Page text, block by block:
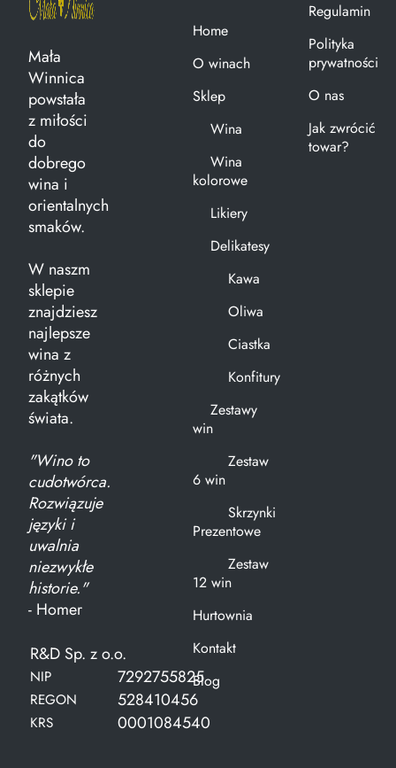
Mała
Winnica
powstała
z miłości
do
dobrego
wina i
orientalnych
smaków.
W naszm
sklepie
znajdziesz
najlepsze
wina z
różnych
zakątków
świata.
"Wino to
cudotwórca.
Rozwiązuje
języki i
uwalnia
niezwykłe
historie."
- Homer
R&D Sp. z o.o.
NIP 7292755825
REGON 528410456
KRS 0001084540
Home
O winach
Sklep
Wina
Wina
kolorowe
Likiery
Delikatesy
Kawa
Oliwa
Ciastka
Konfitury
Zestawy
win
Zestaw
6 win
Skrzynki
Prezentowe
Zestaw
12 win
Hurtownia
Kontakt
Blog
Regulamin
Polityka
prywatności
O nas
Jak zwrócić
towar?